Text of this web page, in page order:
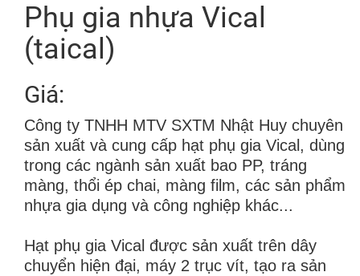
Phụ gia nhựa Vical
(taical)
Giá:
Công ty TNHH MTV SXTM Nhật Huy chuyên
sản xuất và cung cấp hạt phụ gia Vical, dùng
trong các ngành sản xuất bao PP, tráng
màng, thổi ép chai, màng film, các sản phẩm
nhựa gia dụng và công nghiệp khác...
Hạt phụ gia Vical được sản xuất trên dây
chuyển hiện đại, máy 2 trục vít, tạo ra sản